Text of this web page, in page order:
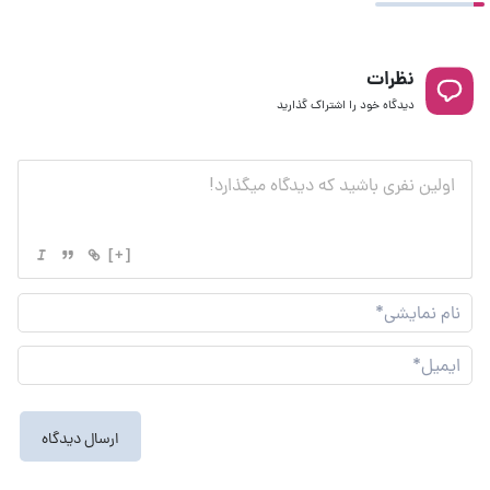
نظرات
دیدگاه خود را اشتراک گذارید
[+]
نام